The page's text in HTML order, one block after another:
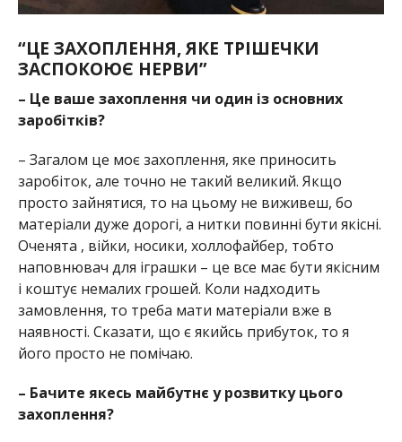
“ЦЕ ЗАХОПЛЕННЯ, ЯКЕ ТРІШЕЧКИ
ЗАСПОКОЮЄ НЕРВИ”
– Це ваше захоплення чи один із основних
заробітків?
– Загалом це моє захоплення, яке приносить
заробіток, але точно не такий великий. Якщо
просто зайнятися, то на цьому не виживеш, бо
матеріали дуже дорогі, а нитки повинні бути якісні.
Оченята , війки, носики, холлофайбер, тобто
наповнювач для іграшки – це все має бути якісним
і коштує немалих грошей. Коли надходить
замовлення, то треба мати матеріали вже в
наявності. Сказати, що є якийсь прибуток, то я
його просто не помічаю.
– Бачите якесь майбутнє у розвитку цього
захоплення?